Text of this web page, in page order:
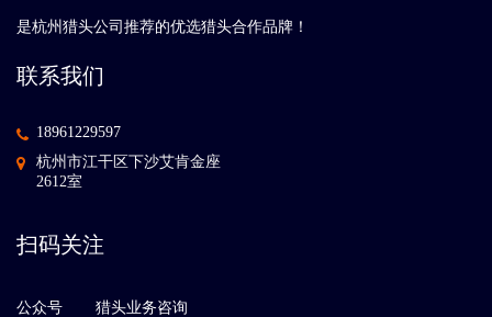
是杭州猎头公司推荐的优选猎头合作品牌！
联系我们
18961229597
杭州市江干区下沙艾肯金座
2612室
扫码关注
公众号 猎头业务咨询